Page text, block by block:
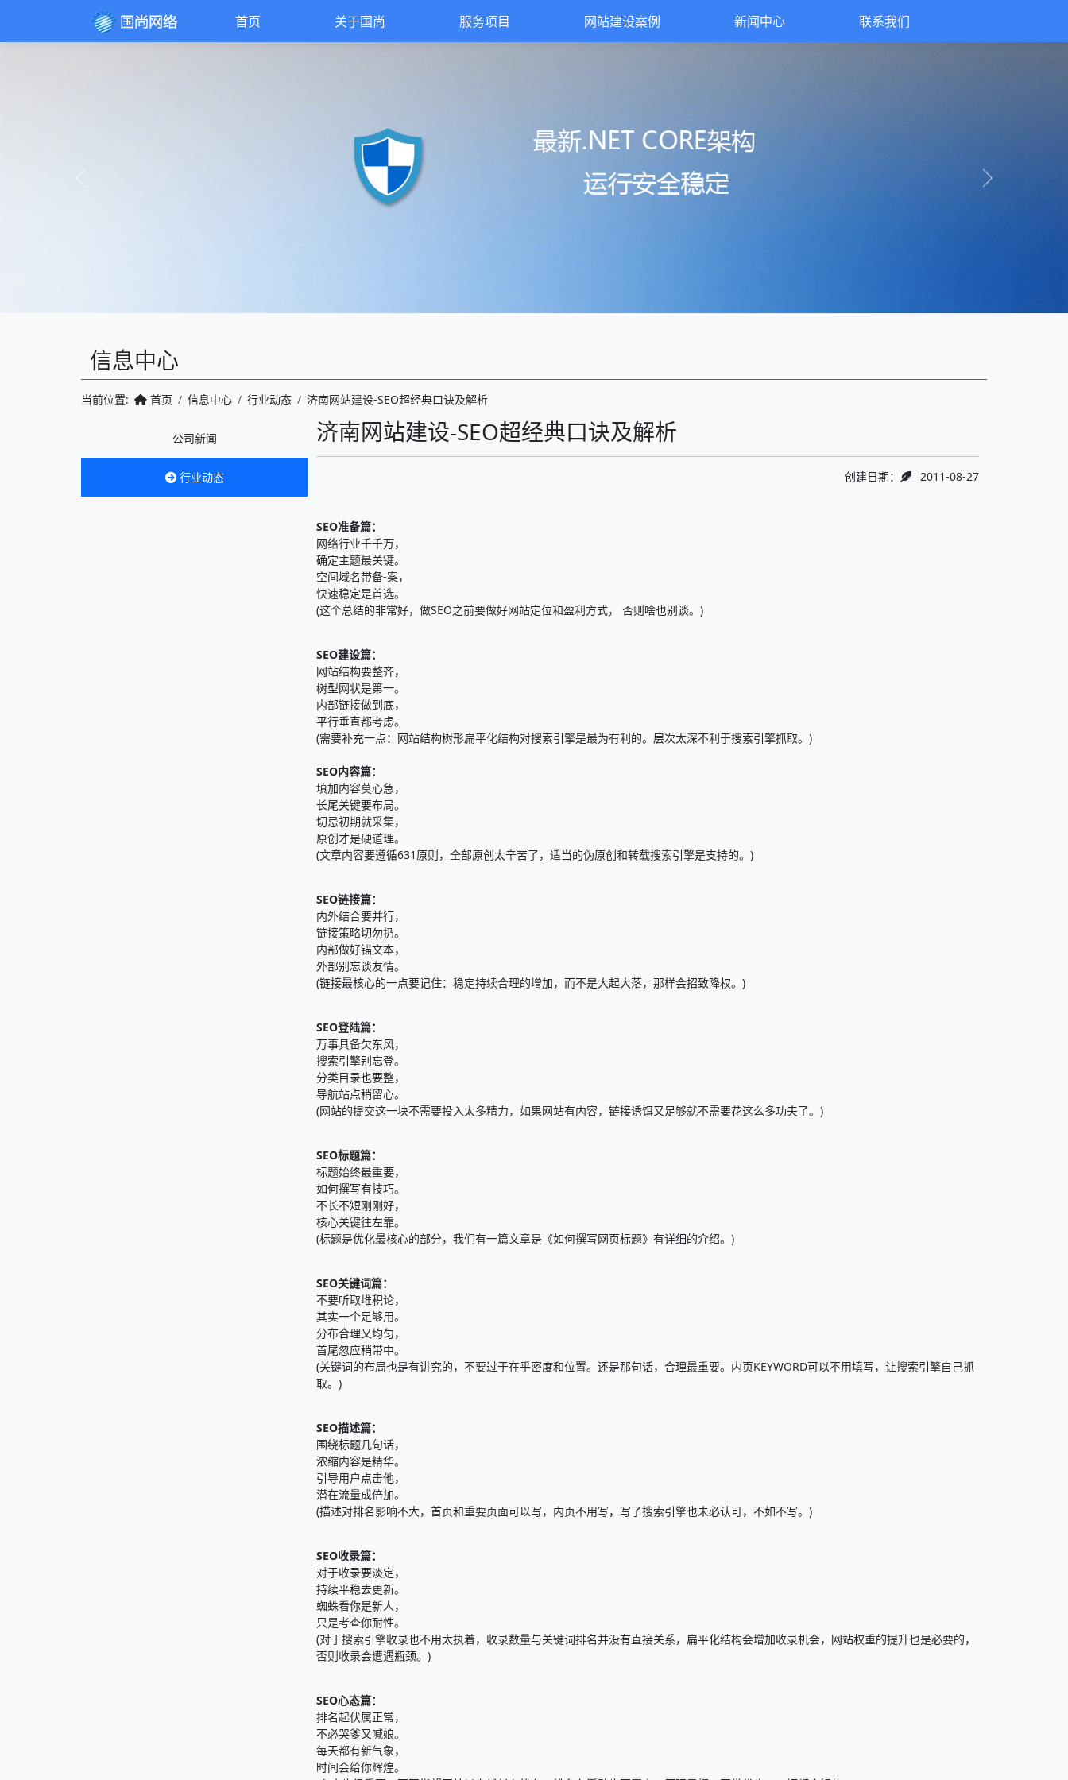
首页 关于国尚 服务项目 网站建设案例 新闻中心 联系我们
Next
信息中心
当前位置: 首页 信息中心 行业动态 济南网站建设-SEO超经典口诀及解析
公司新闻
行业动态
济南网站建设-SEO超经典口诀及解析
创建日期： 2011-08-27
SEO准备篇：
网络行业千千万，
确定主题最关键。
空间域名带备-案，
快速稳定是首选。
(这个总结的非常好，做SEO之前要做好网站定位和盈利方式， 否则啥也别谈。)
SEO建设篇：
网站结构要整齐，
树型网状是第一。
内部链接做到底，
平行垂直都考虑。
(需要补充一点：网站结构树形扁平化结构对搜索引擎是最为有利的。层次太深不利于搜索引擎抓取。)
SEO内容篇：
填加内容莫心急，
长尾关键要布局。
切忌初期就采集，
原创才是硬道理。
(文章内容要遵循631原则，全部原创太辛苦了，适当的伪原创和转载搜索引擎是支持的。)
SEO链接篇：
内外结合要并行，
链接策略切勿扔。
内部做好锚文本，
外部别忘谈友情。
(链接最核心的一点要记住：稳定持续合理的增加，而不是大起大落，那样会招致降权。)
SEO登陆篇：
万事具备欠东风，
搜索引擎别忘登。
分类目录也要整，
导航站点稍留心。
(网站的提交这一块不需要投入太多精力，如果网站有内容，链接诱饵又足够就不需要花这么多功夫了。)
SEO标题篇：
标题始终最重要，
如何撰写有技巧。
不长不短刚刚好，
核心关键往左靠。
(标题是优化最核心的部分，我们有一篇文章是《如何撰写网页标题》有详细的介绍。)
SEO关键词篇：
不要听取堆积论，
其实一个足够用。
分布合理又均匀，
首尾忽应稍带中。
(关键词的布局也是有讲究的，不要过于在乎密度和位置。还是那句话，合理最重要。内页KEYWORD可以不用填写，让搜索引擎自己抓
取。)
SEO描述篇：
围绕标题几句话，
浓缩内容是精华。
引导用户点击他，
潜在流量成倍加。
(描述对排名影响不大，首页和重要页面可以写，内页不用写，写了搜索引擎也未必认可，不如不写。)
SEO收录篇：
对于收录要淡定，
持续平稳去更新。
蜘蛛看你是新人，
只是考查你耐性。
(对于搜索引擎收录也不用太执着，收录数量与关键词排名并没有直接关系，扁平化结构会增加收录机会，网站权重的提升也是必要的，
否则收录会遭遇瓶颈。)
SEO心态篇：
排名起伏属正常，
不必哭爹又喊娘。
每天都有新气象，
时间会给你辉煌。